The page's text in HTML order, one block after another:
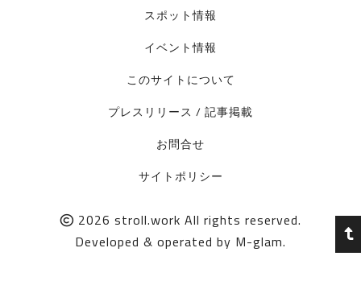
スポット情報
イベント情報
このサイトについて
プレスリリース / 記事掲載
お問合せ
サイトポリシー
2026 stroll.work All rights reserved.
Developed & operated by M-glam.